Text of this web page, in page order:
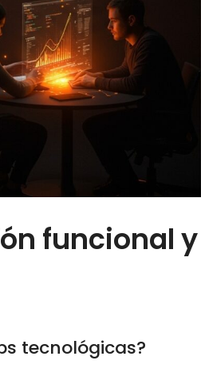
funcional y
tecnológicas?